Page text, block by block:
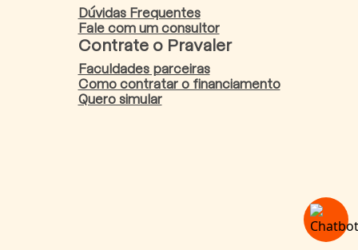
Dúvidas Frequentes
Fale com um consultor
Contrate o Pravaler
Faculdades parceiras
Como contratar o financiamento
Quero simular